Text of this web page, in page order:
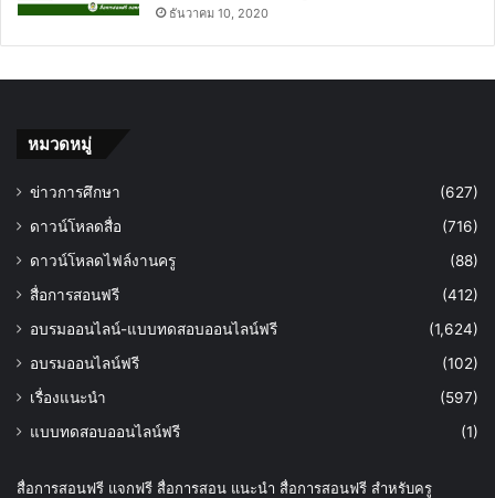
ธันวาคม 10, 2020
หมวดหมู่
ข่าวการศึกษา
(627)
ดาวน์โหลดสื่อ
(716)
ดาวน์โหลดไฟล์งานครู
(88)
สื่อการสอนฟรี
(412)
อบรมออนไลน์-แบบทดสอบออนไลน์ฟรี
(1,624)
อบรมออนไลน์ฟรี
(102)
เรื่องแนะนำ
(597)
แบบทดสอบออนไลน์ฟรี
(1)
สื่อการสอนฟรี แจกฟรี สื่อการสอน แนะนำ สื่อการสอนฟรี สำหรับครู